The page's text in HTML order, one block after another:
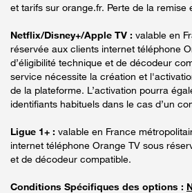
et tarifs sur orange.fr. Perte de la remise
Netflix/Disney+/Apple TV : valable en
réservée aux clients internet téléphone
d’éligibilité technique et de décodeur
service nécessite la création et
de la plateforme. L’activation pourra
identifiants habituels dans le cas d’un
Ligue 1+ : valable en France
internet téléphone Orange TV sous
et de décodeur compatible.
Conditions Spécifiques des options :